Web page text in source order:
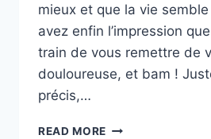
mieux et que la vie
avez enfin l’impression
train de vous remettre de
douloureuse, et bam !
précis,…
READ MORE VOTRE